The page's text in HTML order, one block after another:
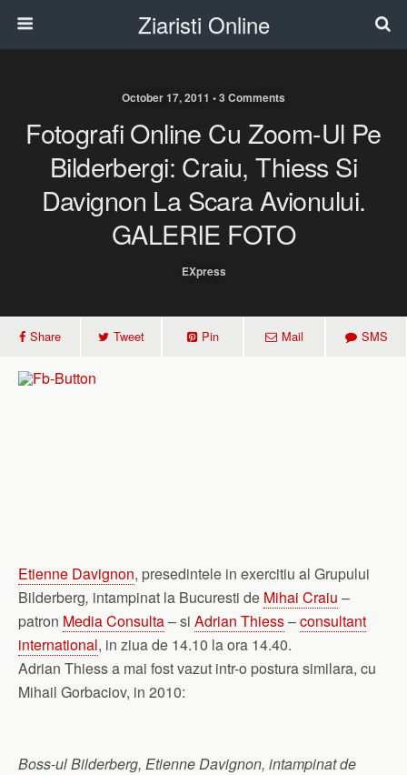
Ziaristi Online
October 17, 2011 • 3 Comments
Fotografi Online Cu Zoom-Ul Pe
Bilderbergi: Craiu, Thiess Si
Davignon La Scara Avionului.
GALERIE FOTO
EXpress
Share Tweet Pin Mail SMS
Etienne Davignon, presedintele in exercitiu al Grupului
Bilderberg, intampinat la Bucuresti de Mihai Craiu –
patron Media Consulta– si Adrian Thiess–consultant
international, in ziua de 14.10 la ora 14.40.
Adrian Thiess a mai fost vazut intr-o postura similara, cu
Mihail Gorbaciov, in 2010:
Boss-ul Bilderberg, Etienne Davignon, intampinat de